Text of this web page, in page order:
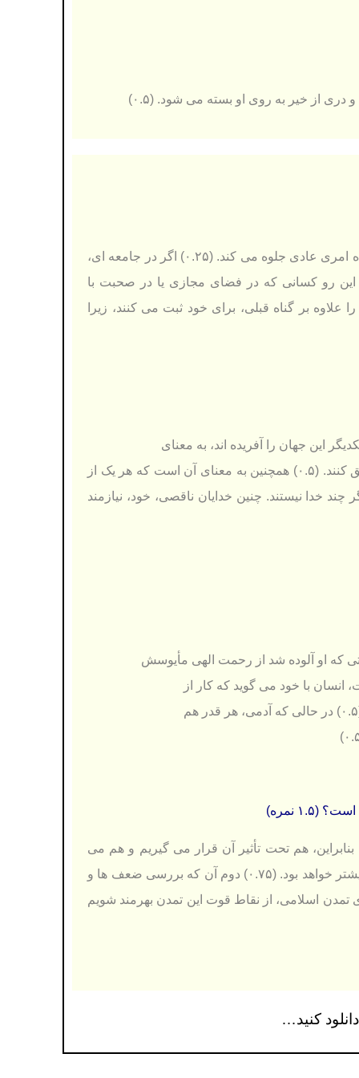
دری از خیر به روی او بسته می شود. (۰.۵)
زیرا با اظهار گناه، زشتی آن در نظر او و دیگران از بین می رود (۰.۲۵) و انجام گناه امری عادی جلوه می کند. (۰.۲۵) اگر در جامعه ای،
رو كسانی كه در فضای مجازی یا در صحبت با
بر گناه قبلی، برای خود ثبت می كنند، زیرا
این جهان را آفریده اند، به معنای
آن است كه هر كدام از آنها محدود و ناقص هستند و به تنهایی نمی توانند كل جهان را خلق كنند. (۰.۵) همچنین به معنای آن است كه هر یک از
خدا نیستند. چنین خدایان ناقصی، خود، نیازمند
كه او آلوده شد از رحمت الهی مأیوسش
نمره)
بنابراین، هم تحت تأثیر آن قرار می گیریم و هم می
توانیم بر آن اثر بگذاریم؛ هرقدر آگاهی و هوشیاری ما بیشتر باشد، قدرت تاثیرگذاری ما بیشتر خواهد بود. (۰.۷۵) دوم آن كه بررسی ضعف ها و
اسلامی، از نقاط قوت این تمدن بهرمند شویم
کنید…